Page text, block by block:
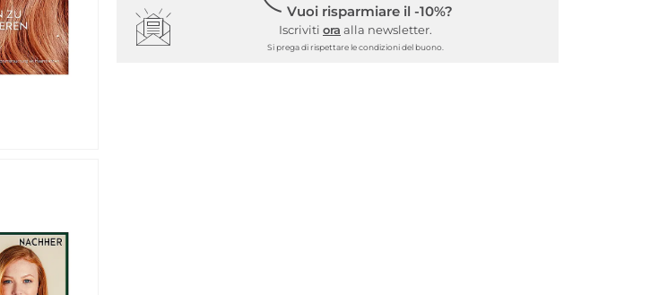
Vuoi risparmiare il -10%?
Iscriviti ora alla newsletter.
Si prega di rispettare le condizioni del buono.